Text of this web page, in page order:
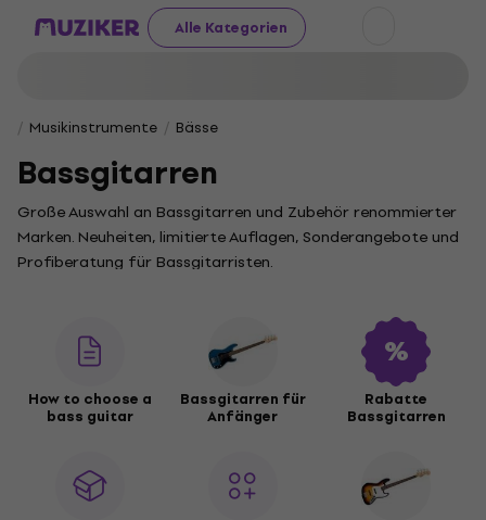
Alle Kategorien
Musikinstrumente Bässe
Bassgitarren
Große Auswahl an Bassgitarren und Zubehör renommierter
Marken. Neuheiten, limitierte Auflagen, Sonderangebote und
Profiberatung für Bassgitarristen.
How to choose a
bass guitar
Bassgitarren für
Anfänger
Rabatte
Bassgitarren